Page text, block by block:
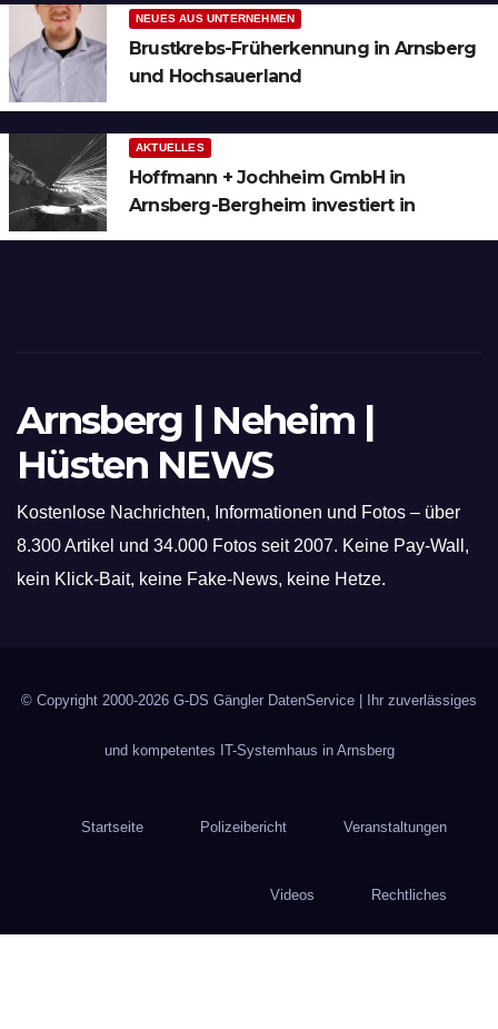
NEUES AUS UNTERNEHMEN
Brustkrebs-Früherkennung in Arnsberg
und Hochsauerland
AKTUELLES
Hoffmann + Jochheim GmbH in
Arnsberg-Bergheim investiert in
Arnsberg | Neheim |
Hüsten NEWS
Kostenlose Nachrichten, Informationen und Fotos – über
8.300 Artikel und 34.000 Fotos seit 2007. Keine Pay-Wall,
kein Klick-Bait, keine Fake-News, keine Hetze.
© Copyright 2000-2026 G-DS Gängler DatenService | Ihr zuverlässiges
und kompetentes IT-Systemhaus in Arnsberg
Startseite Polizeibericht Veranstaltungen
Videos Rechtliches